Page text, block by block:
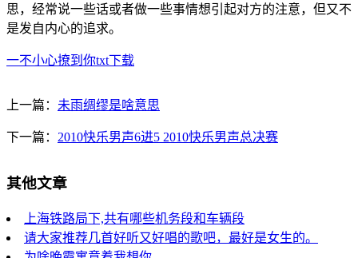
思，经常说一些话或者做一些事情想引起对方的注意，但又不
是发自内心的追求。
一不小心撩到你txt下载
上一篇： 未雨绸缪是啥意思
下一篇： 2010快乐男声6进5 2010快乐男声总决赛
其他文章
上海铁路局下,共有哪些机务段和车辆段
请大家推荐几首好听又好唱的歌吧，最好是女生的。